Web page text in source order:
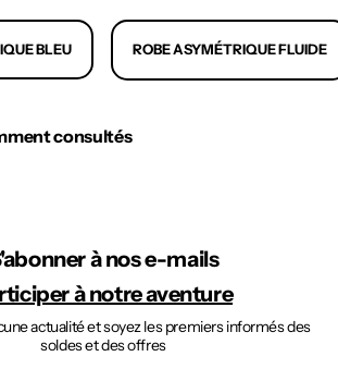
BLEU ROBE ASYMÉTRIQUE FLUIDE
consultés
à nos e-mails
à notre aventure
actualité et soyez les premiers informés des
soldes et des offres